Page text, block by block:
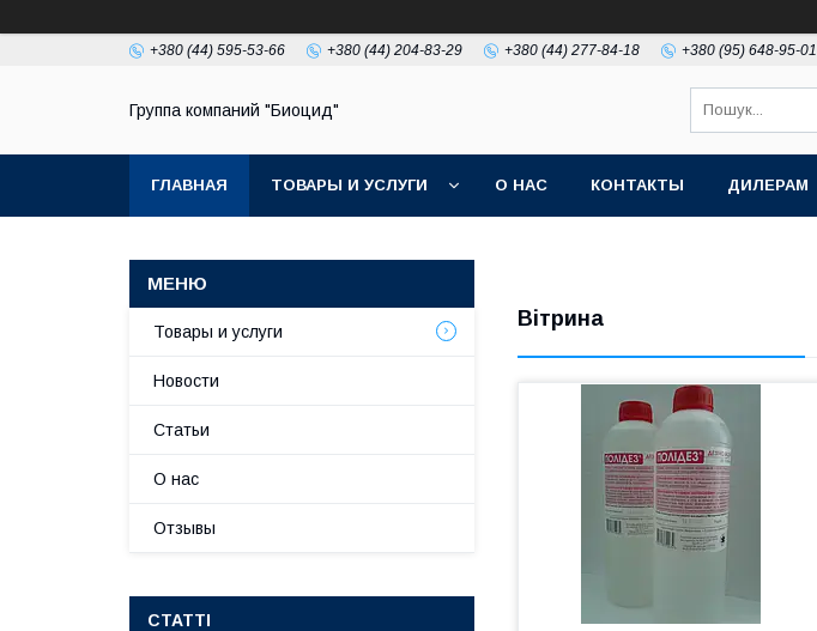
+380 (44) 595-53-66 +380 (44) 204-83-29 +380 (44) 277-84-18 +380 (95) 648-95-01
Группа компаний "Биоцид"
ГЛАВНАЯ ТОВАРЫ И УСЛУГИ О НАС КОНТАКТЫ ДИЛЕРАМ
Вітрина
Товары и услуги
Новости
Статьи
О нас
Отзывы
СТАТТІ